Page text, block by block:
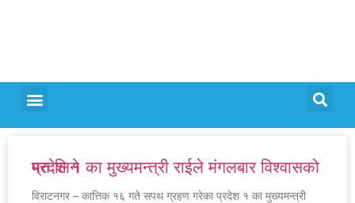
प्रदेश १ का मुख्यमन्त्री राईले मंगलबार विश्वासको मत लिने
विराटनगर – कात्तिक १६ गते सपथ ग्रहण गरेका प्रदेश १ का मुख्यमन्त्री